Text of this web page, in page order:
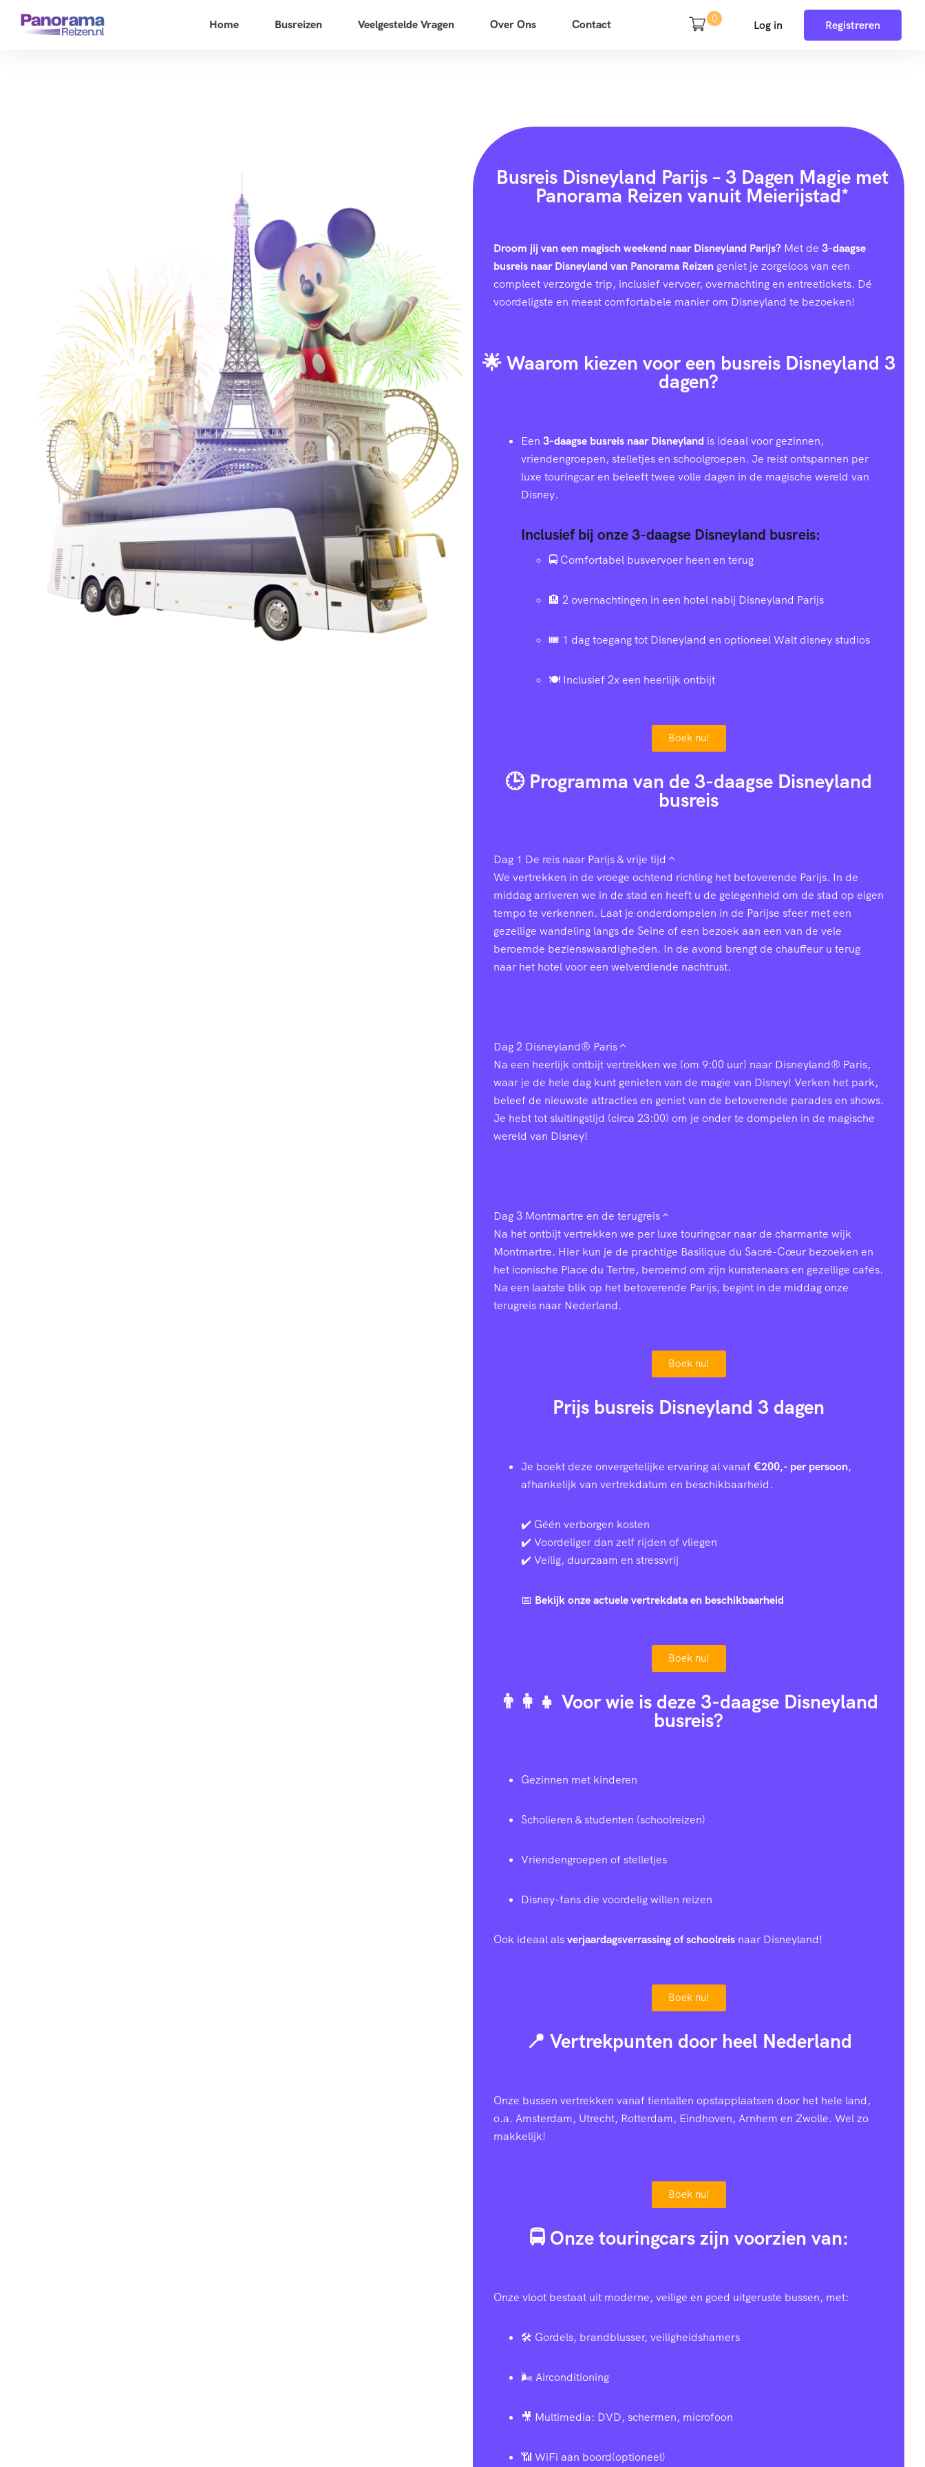
Home Busreizen Veelgestelde Vragen Over Ons Contact 0 Log in Registreren
Busreis Disneyland Parijs – 3 Dagen Magie met
Panorama Reizen vanuit Meierijstad*
Droom jij van een magisch weekend naar Disneyland Parijs? Met de 3-daagse
busreis naar Disneyland van Panorama Reizen geniet je zorgeloos van een
compleet verzorgde trip, inclusief vervoer, overnachting en entreetickets. Dé
voordeligste en meest comfortabele manier om Disneyland te bezoeken!
🌟 Waarom kiezen voor een busreis Disneyland 3
dagen?
Een 3-daagse busreis naar Disneyland is ideaal voor gezinnen,
vriendengroepen, stelletjes en schoolgroepen. Je reist ontspannen per
luxe touringcar en beleeft twee volle dagen in de magische wereld van
Disney.
Inclusief bij onze 3-daagse Disneyland busreis:
🚍 Comfortabel busvervoer heen en terug
🏨 2 overnachtingen in een hotel nabij Disneyland Parijs
🎟️ 1 dag toegang tot Disneyland en optioneel Walt disney studios
🍽️ Inclusief 2x een heerlijk ontbijt
Boek nu!
🕒 Programma van de 3-daagse Disneyland
busreis
Dag 1 De reis naar Parijs & vrije tijd
We vertrekken in de vroege ochtend richting het betoverende Parijs. In de
middag arriveren we in de stad en heeft u de gelegenheid om de stad op eigen
tempo te verkennen. Laat je onderdompelen in de Parijse sfeer met een
gezellige wandeling langs de Seine of een bezoek aan een van de vele
beroemde bezienswaardigheden. In de avond brengt de chauffeur u terug
naar het hotel voor een welverdiende nachtrust.
Dag 2 Disneyland® Paris
Na een heerlijk ontbijt vertrekken we (om 9:00 uur) naar Disneyland® Paris,
waar je de hele dag kunt genieten van de magie van Disney! Verken het park,
beleef de nieuwste attracties en geniet van de betoverende parades en shows.
Je hebt tot sluitingstijd (circa 23:00) om je onder te dompelen in de magische
wereld van Disney!
Dag 3 Montmartre en de terugreis
Na het ontbijt vertrekken we per luxe touringcar naar de charmante wijk
Montmartre. Hier kun je de prachtige Basilique du Sacré-Cœur bezoeken en
het iconische Place du Tertre, beroemd om zijn kunstenaars en gezellige cafés.
Na een laatste blik op het betoverende Parijs, begint in de middag onze
terugreis naar Nederland.
Boek nu!
Prijs busreis Disneyland 3 dagen
Je boekt deze onvergetelijke ervaring al vanaf€200,- per persoon,
afhankelijk van vertrekdatum en beschikbaarheid.
✔️ Géén verborgen kosten
✔️ Voordeliger dan zelf rijden of vliegen
✔️ Veilig, duurzaam en stressvrij
📅 Bekijk onze actuele vertrekdata en beschikbaarheid
Boek nu!
👨‍👩‍👧 Voor wie is deze 3-daagse Disneyland
busreis?
Gezinnen met kinderen
Scholieren & studenten (schoolreizen)
Vriendengroepen of stelletjes
Disney-fans die voordelig willen reizen
Ook ideaal alsverjaardagsverrassing of schoolreis naar Disneyland!
Boek nu!
📍 Vertrekpunten door heel Nederland
Onze bussen vertrekken vanaf tientallen opstapplaatsen door het hele land,
o.a. Amsterdam, Utrecht, Rotterdam, Eindhoven, Arnhem en Zwolle. Wel zo
makkelijk!
Boek nu!
🚍 Onze touringcars zijn voorzien van:
Onze vloot bestaat uit moderne, veilige en goed uitgeruste bussen, met:
🛠️ Gordels, brandblusser, veiligheidshamers
🌬️ Airconditioning
🎥 Multimedia: DVD, schermen, microfoon
📶 WiFi aan boord(optioneel)